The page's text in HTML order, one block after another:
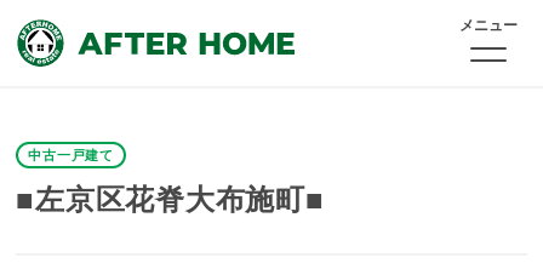
メニュー
中古一戸建て
■左京区花脊大布施町■